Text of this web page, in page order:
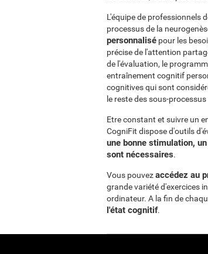
L'équipe de professionnels
processus de la
personnalisé pour les
précise de l'attention
de l'évaluation, le
entraînement cognitif
cognitives qui sont
le reste des sous-
Etre constant et suivre un
CogniFit dispose d'outils
une bonne stimulation,
sont nécessaires.
Vous pouvezaccédez au
grande variété d'exercices
ordinateur. A la fin de
l'état cognitif.